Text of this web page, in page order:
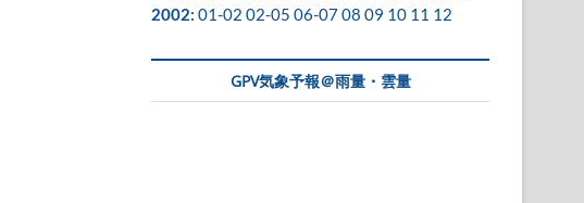
2002: 01-02 02-05 06-0708 09 10 11 12
GPV気象予報＠雨量・雲量